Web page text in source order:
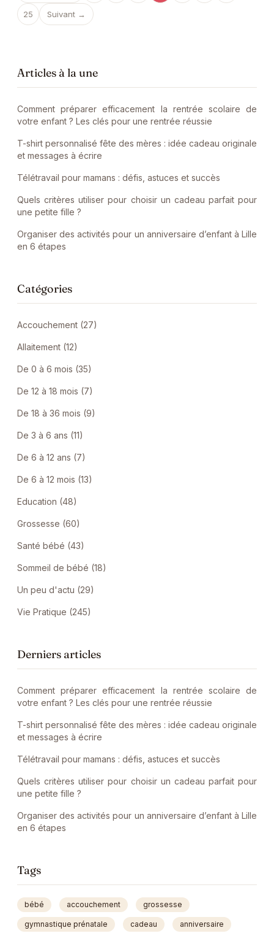
25 Suivant →
Articles à la une
Comment préparer efficacement la rentrée scolaire de
votre enfant ? Les clés pour une rentrée réussie
T-shirt personnalisé fête des mères : idée cadeau originale
et messages à écrire
Télétravail pour mamans : défis, astuces et succès
Quels critères utiliser pour choisir un cadeau parfait pour
une petite fille ?
Organiser des activités pour un anniversaire d’enfant à Lille
en 6 étapes
Catégories
Accouchement (27)
Allaitement (12)
De 0 à 6 mois (35)
De 12 à 18 mois (7)
De 18 à 36 mois (9)
De 3 à 6 ans (11)
De 6 à 12 ans (7)
De 6 à 12 mois (13)
Education (48)
Grossesse (60)
Santé bébé (43)
Sommeil de bébé (18)
Un peu d'actu (29)
Vie Pratique (245)
Derniers articles
Comment préparer efficacement la rentrée scolaire de
votre enfant ? Les clés pour une rentrée réussie
T-shirt personnalisé fête des mères : idée cadeau originale
et messages à écrire
Télétravail pour mamans : défis, astuces et succès
Quels critères utiliser pour choisir un cadeau parfait pour
une petite fille ?
Organiser des activités pour un anniversaire d’enfant à Lille
en 6 étapes
Tags
bébé accouchement grossesse
gymnastique prénatale cadeau anniversaire